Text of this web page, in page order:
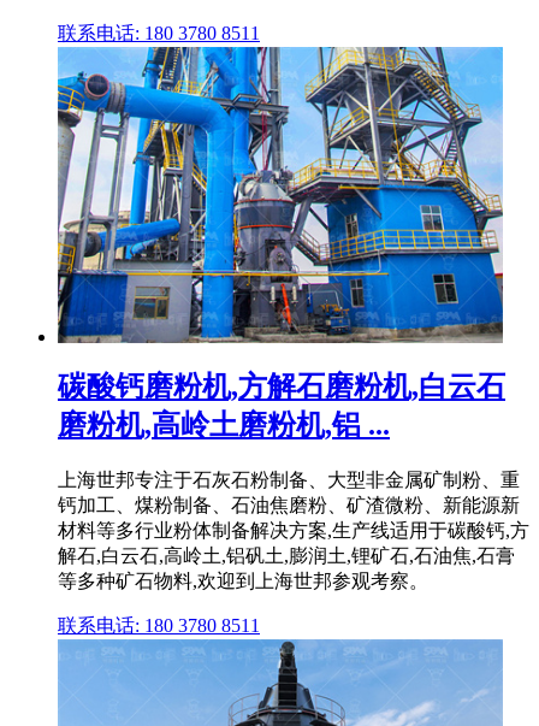
联系电话: 180 3780 8511
碳酸钙磨粉机,方解石磨粉机,白云石
磨粉机,高岭土磨粉机,铝 ...
上海世邦专注于石灰石粉制备、大型非金属矿制粉、重
钙加工、煤粉制备、石油焦磨粉、矿渣微粉、新能源新
材料等多行业粉体制备解决方案,生产线适用于碳酸钙,方
解石,白云石,高岭土,铝矾土,膨润土,锂矿石,石油焦,石膏
等多种矿石物料,欢迎到上海世邦参观考察。
联系电话: 180 3780 8511